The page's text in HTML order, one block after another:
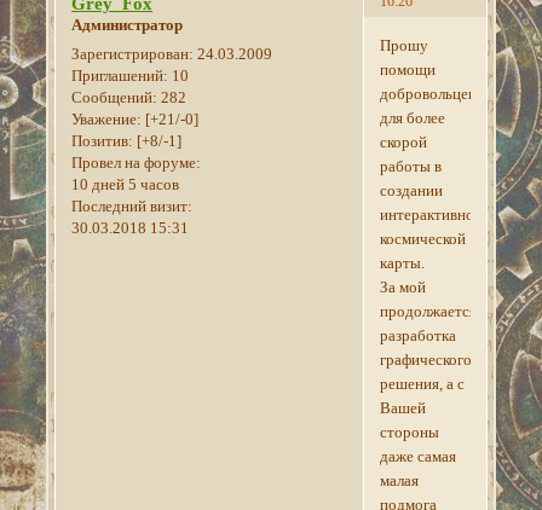
Grey_Fox
Администратор
Зарегистрирован: 24.03.2009
Приглашений: 10
Сообщений: 282
Уважение: [+21/-0]
Позитив: [+8/-1]
Провел на форуме:
10 дней 5 часов
Последний визит:
30.03.2018 15:31
Прошу
помощи
добровольцев
для более
скорой
работы в
создании
интерактивной
космической
карты.
За мой
продолжается
разработка
графического
решения, а с
Вашей
стороны
даже самая
малая
подмога